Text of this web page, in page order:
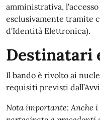
amministrativa,
esclusivamente tramite
d'Identità Elettronica).
Destinatari
Il bando è rivolto ai
requisiti previsti
Nota importante: Anche